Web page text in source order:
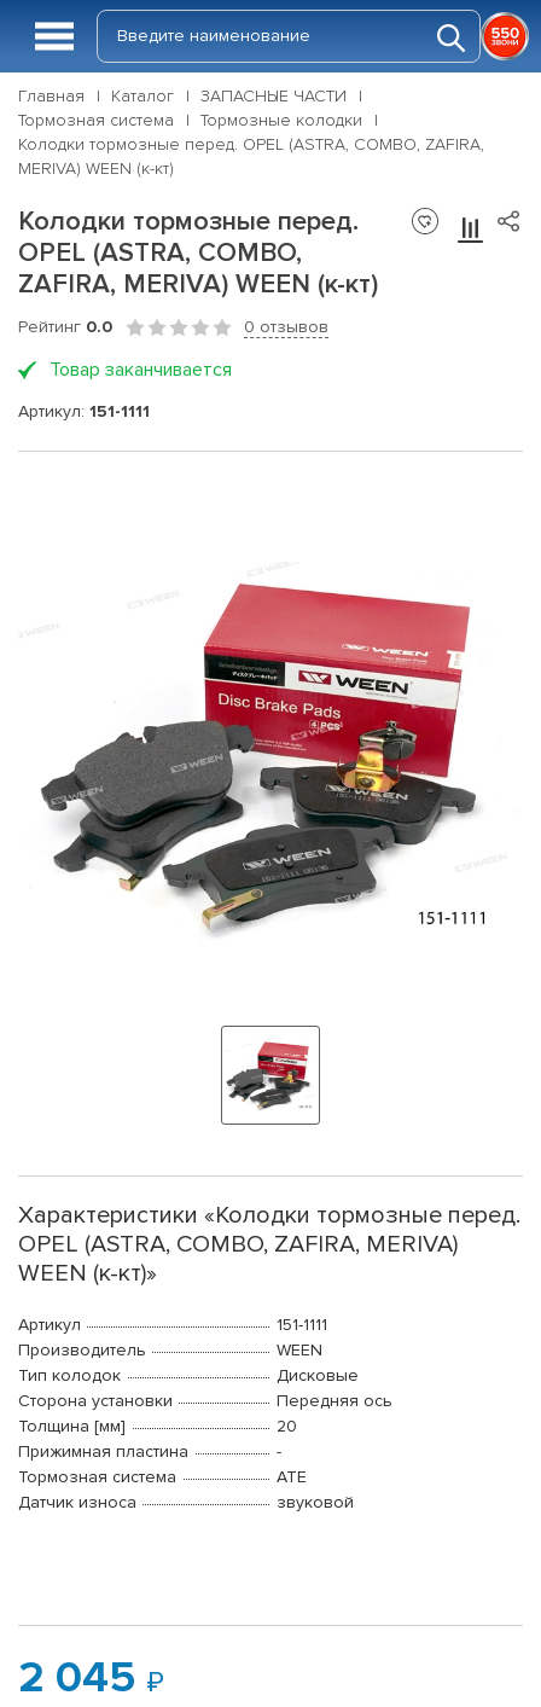
Главная Каталог
ЗАПАСНЫЕ ЧАСТИ
Тормозная система
Тормозные колодки
Колодки тормозные перед. OPEL (ASTRA, COMBO, ZAFIRA,
MERIVA) WEEN (к-кт)
Колодки тормозные перед.
OPEL (ASTRA, COMBO,
ZAFIRA, MERIVA) WEEN (к-кт)
Рейтинг 0.0 0 отзывов
Товар заканчивается
Артикул: 151-1111
Характеристики «Колодки тормозные перед.
OPEL (ASTRA, COMBO, ZAFIRA, MERIVA)
WEEN (к-кт)»
Артикул
151-1111
Производитель
WEEN
Тип колодок
Дисковые
Сторона установки
Передняя ось
Толщина [мм]
20
Прижимная пластина
-
Тормозная система
ATE
Датчик износа
звуковой
2 045